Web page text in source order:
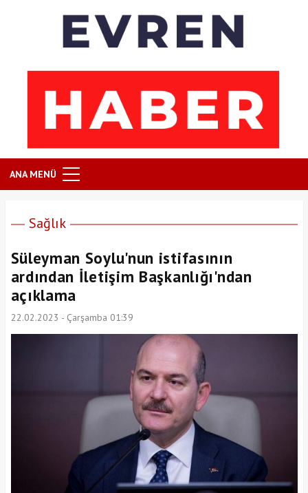
ANA MENÜ
Sağlık
Süleyman Soylu'nun istifasının
ardından İletişim Başkanlığı'ndan
açıklama
22.02.2023 - Çarşamba 01:39